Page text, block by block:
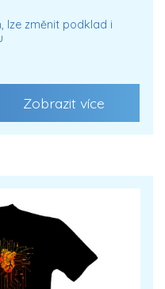
lze změnit podklad i
Zobrazit více